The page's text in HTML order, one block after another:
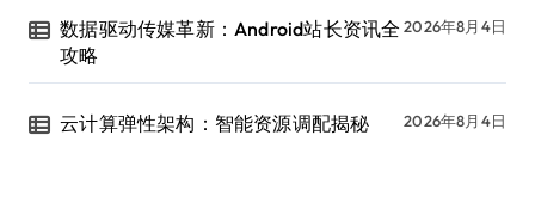
数据驱动传媒革新：Android站长资讯全
攻略
2026年8月4日
云计算弹性架构：智能资源调配揭秘 2026年8月4日